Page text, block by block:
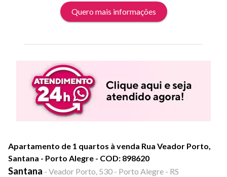
Quero mais informações
Apartamento de 1 quartos à venda Rua Veador Porto,
Santana - Porto Alegre - COD: 898620
Santana - Veador Porto, 530 - Porto Alegre - RS